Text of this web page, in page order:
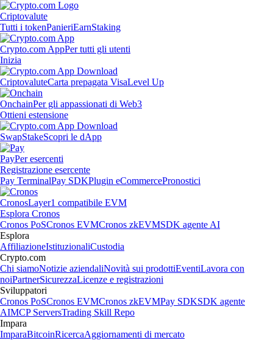
Criptovalute
Tutti i tokenPanieriEarnStaking
Crypto.com AppPer tutti gli utenti
Inizia
CriptovaluteCarta prepagata VisaLevel Up
OnchainPer gli appassionati di Web3
Ottieni estensione
SwapStakeScopri le dApp
PayPer esercenti
Registrazione esercente
Pay TerminalPay SDKPlugin eCommercePronostici
CronosLayer1 compatibile EVM
Esplora Cronos
Cronos PoSCronos EVMCronos zkEVMSDK agente AI
Esplora
AffiliazioneIstituzionaliCustodia
Crypto.com
Chi siamoNotizie aziendaliNovità sui prodottiEventiLavora con
noiPartnerSicurezzaLicenze e registrazioni
Sviluppatori
Cronos PoSCronos EVMCronos zkEVMPay SDKSDK agente
AIMCP ServersTrading Skill Repo
Impara
ImparaBitcoinRicercaAggiornamenti di mercato